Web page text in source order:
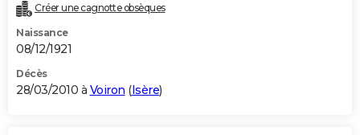
Créer une cagnotte obsèques
Naissance
08/12/1921
Décès
28/03/2010 à Voiron (Isère)